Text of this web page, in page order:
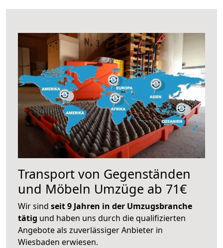
Transport von Gegenständen
und Möbeln Umzüge ab 71€
Wir sind seit 9 Jahren in der Umzugsbranche
tätig und haben uns durch die qualifizierten
Angebote als zuverlässiger Anbieter in
Wiesbaden erwiesen.